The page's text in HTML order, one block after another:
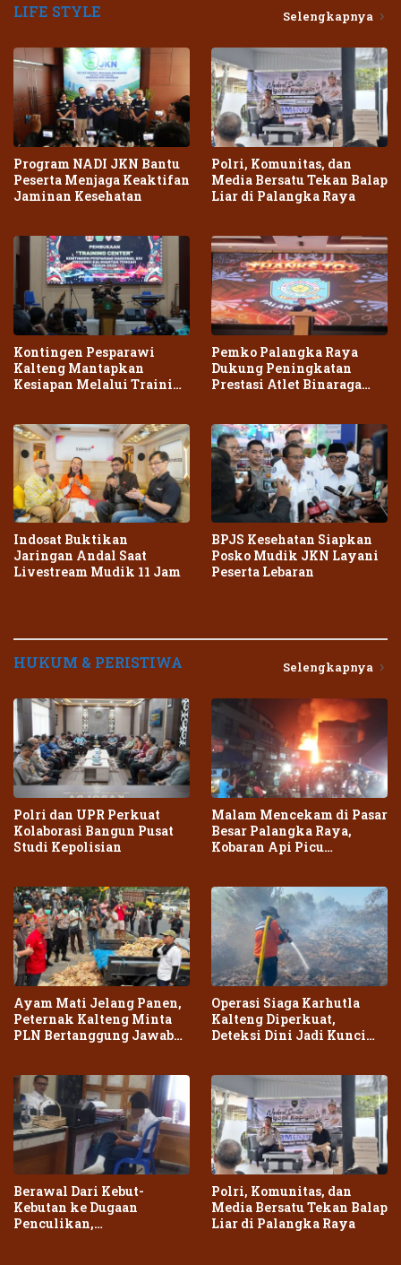
LIFE STYLE Selengkapnya
Program NADI JKN Bantu
Peserta Menjaga Keaktifan
Jaminan Kesehatan
Polri, Komunitas, dan
Media Bersatu Tekan Balap
Liar di Palangka Raya
Kontingen Pesparawi
Kalteng Mantapkan
Kesiapan Melalui Training
Pemko Palangka Raya
Dukung Peningkatan
Prestasi Atlet Binaraga
Indosat Buktikan
Jaringan Andal Saat
Livestream Mudik 11 Jam
BPJS Kesehatan Siapkan
Posko Mudik JKN Layani
Peserta Lebaran
HUKUM & PERISTIWA Selengkapnya
Polri dan UPR Perkuat
Kolaborasi Bangun Pusat
Studi Kepolisian
Malam Mencekam di Pasar
Besar Palangka Raya,
Kobaran Api Picu
Ayam Mati Jelang Panen,
Peternak Kalteng Minta
PLN Bertanggung Jawab
Operasi Siaga Karhutla
Kalteng Diperkuat,
Deteksi Dini Jadi Kunci
Berawal Dari Kebut-
Kebutan ke Dugaan
Penculikan,
Polri, Komunitas, dan
Media Bersatu Tekan Balap
Liar di Palangka Raya